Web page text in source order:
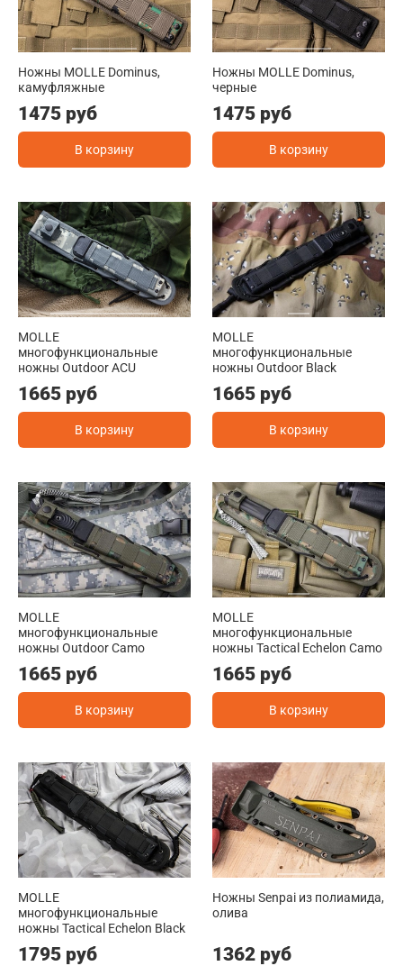
Ножны MOLLE Dominus,
камуфляжные
1475 руб
В корзину
Ножны MOLLE Dominus,
черные
1475 руб
В корзину
MOLLE
многофункциональные
ножны Outdoor ACU
1665 руб
В корзину
MOLLE
многофункциональные
ножны Outdoor Black
1665 руб
В корзину
MOLLE
многофункциональные
ножны Outdoor Camo
1665 руб
В корзину
MOLLE
многофункциональные
ножны Tactical Echelon Camo
1665 руб
В корзину
MOLLE
многофункциональные
ножны Tactical Echelon Black
1795 руб
Ножны Senpai из полиамида,
олива
1362 руб